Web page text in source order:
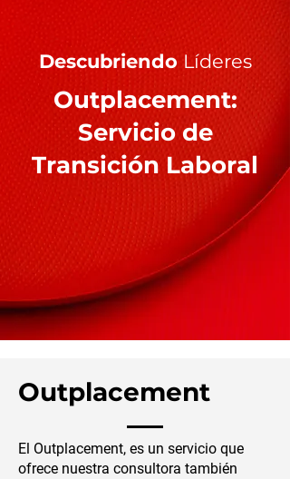
Descubriendo Líderes
Outplacement:
Servicio de
Transición Laboral
Outplacement
El Outplacement, es un servicio que
ofrece nuestra consultora también